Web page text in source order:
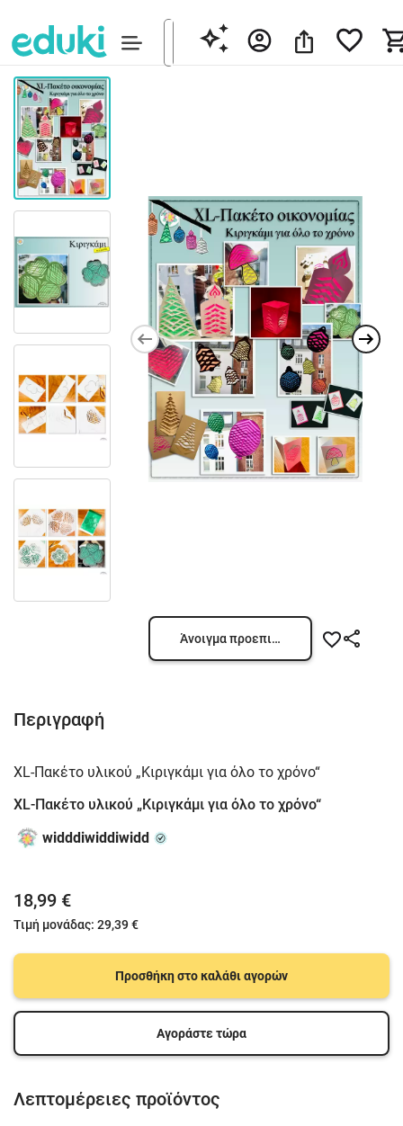
Άνοιγμα προεπισκόπησης
Περιγραφή
XL-Πακέτο υλικού „Κιριγκάμι για όλο το χρόνο“
XL-Πακέτο υλικού „Κιριγκάμι για όλο το χρόνο“
widddiwiddiwidd
18,99 €
Τιμή μονάδας: 29,39 €
Προσθήκη στο καλάθι αγορών
Αγοράστε τώρα
Λεπτομέρειες προϊόντος